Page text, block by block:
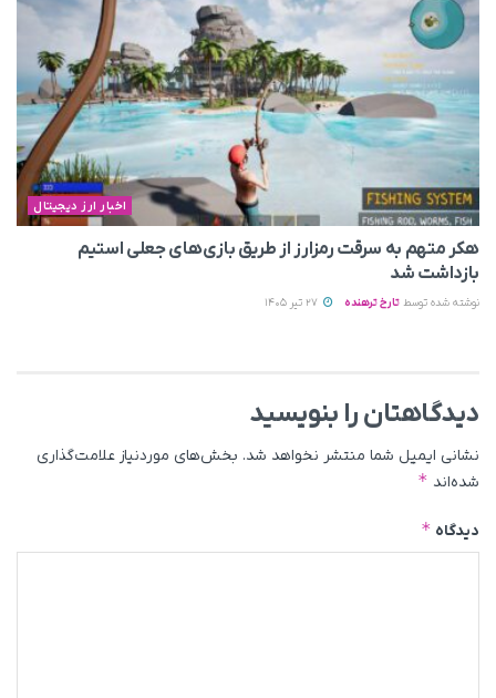
اخبار ارز دیجیتال
هکر متهم به سرقت رمزارز از طریق بازی‌های جعلی استیم
بازداشت شد
نوشته شده توسط تارخ ترهنده
دیدگاهتان را بنویسید
نشانی ایمیل شما منتشر نخواهد شد. بخش‌های موردنیاز علامت‌گذاری
شده‌اند *
دیدگاه *